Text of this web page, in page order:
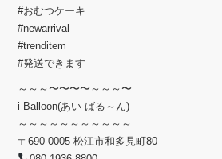
#おむつケーキ
#newarrival
#trenditem
#発送できます
～～～〜〜〜〜～～～〜
i Balloon(あい ばる～ん)
～～～～～～～～～～～
〒690-0005 松江市和多見町80